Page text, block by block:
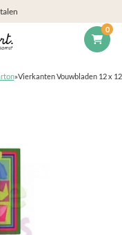
0
»Vierkanten Vouwbladen 12 x